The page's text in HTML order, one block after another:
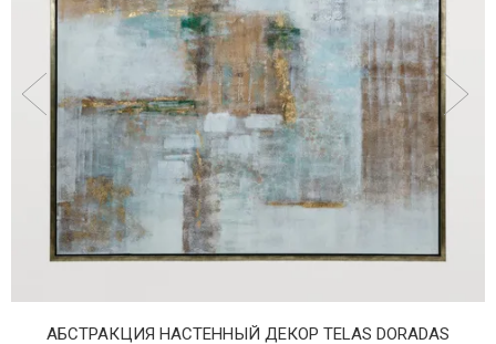
АБСТРАКЦИЯ НАСТЕННЫЙ ДЕКОР TELAS DORADAS